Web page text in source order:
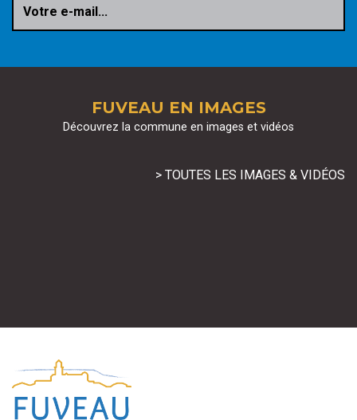
Votre e-mail...
FUVEAU EN IMAGES
Découvrez la commune en images et vidéos
> TOUTES LES IMAGES & VIDÉOS